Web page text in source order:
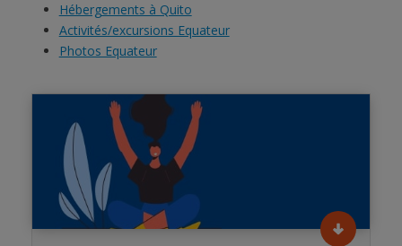
Hébergements à Quito
Activités/excursions Equateur
Photos Equateur